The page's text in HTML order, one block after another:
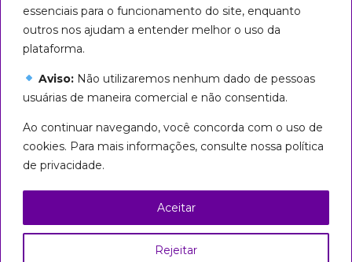
essenciais para o funcionamento do site, enquanto
outros nos ajudam a entender melhor o uso da
plataforma.
Aviso:Não utilizaremos nenhum dado de pessoas
usuárias de maneira comercial e não consentida.
Ao continuar navegando, você concorda com o uso de
cookies. Para mais informações, consulte nossa política
de privacidade.
Rejeitar
Aceitar
Seguiremos em marcha até que
todas sejamos livres!
Creative Commons
Atribuição – Uso Não Comercial – Partilha nos
Mesmos Termos 3.0 Brasil